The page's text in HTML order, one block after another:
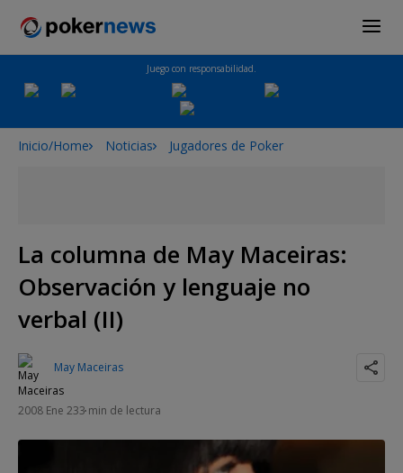
Juego con responsabilidad.
Inicio/Home Noticias Jugadores de Poker
La columna de May Maceiras:
Observación y lenguaje no
verbal (II)
May Maceiras
2008 Ene 233 min de lectura